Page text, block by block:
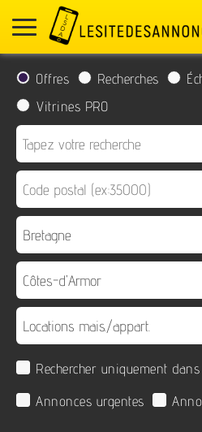
Offres Recherches
Vitrines PRO
Rechercher uniquement
Annonces urgentes